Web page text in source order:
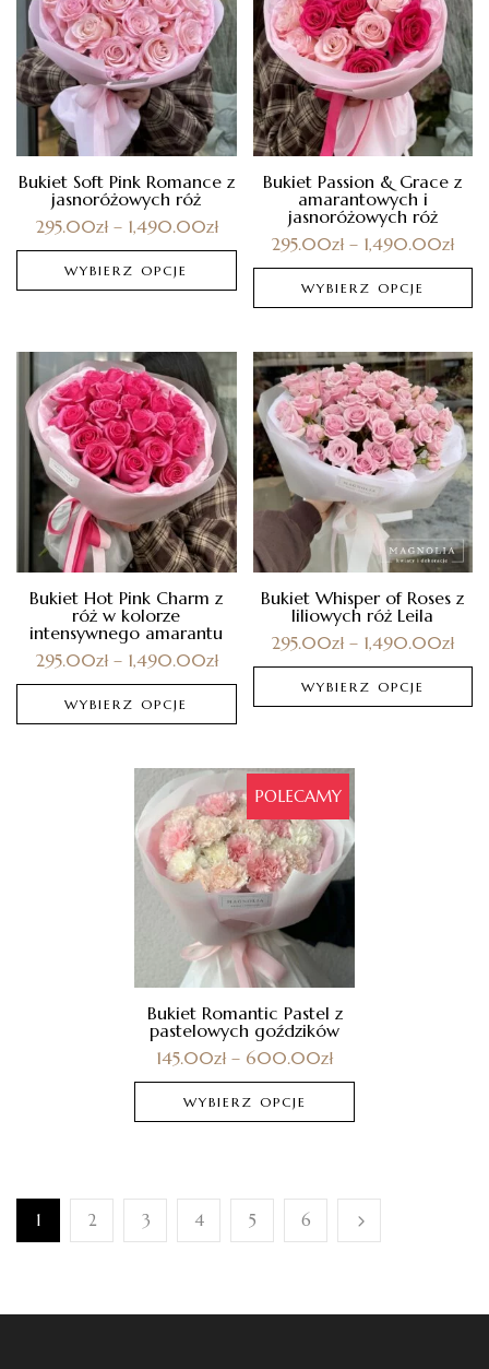
Bukiet Soft Pink Romance z
jasnoróżowych róż
295.00zł– 1,490.00zł
WYBIERZ OPCJE
Bukiet Passion & Grace z
amarantowych i
jasnoróżowych róż
295.00zł – 1,490.00zł
WYBIERZ OPCJE
Bukiet Hot Pink Charm z
róż w kolorze
intensywnego amarantu
295.00zł– 1,490.00zł
WYBIERZ OPCJE
Bukiet Whisper of Roses z
liliowych róż Leila
295.00zł – 1,490.00zł
WYBIERZ OPCJE
POLECAMY
Bukiet Romantic Pastel z
pastelowych goździków
145.00zł – 600.00zł
WYBIERZ OPCJE
1 2 3 4 5 6